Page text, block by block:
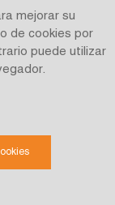
Site by
mejorar su
de cookies por
puede utilizar